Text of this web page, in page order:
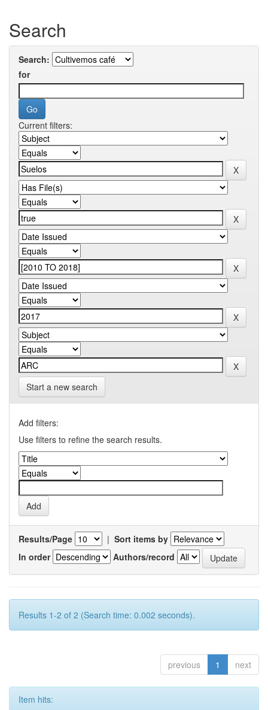
Search
Search:
for
Current filters:
Start a new search
Add filters:
Use filters to refine the search results.
Results/Page | Sort items by
In order
Authors/record
Results 1-2 of 2 (Search time: 0.002 seconds).
previous 1 next
Item hits: